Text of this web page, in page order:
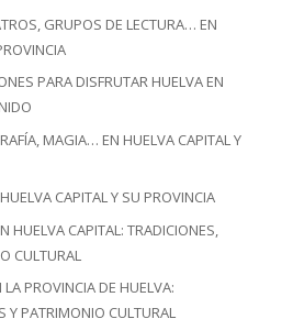
GRUPOS DE LECTURA… EN
PARA DISFRUTAR HUELVA EN
MAGIA… EN HUELVA CAPITAL Y
CAPITAL Y SU PROVINCIA
HUELVA CAPITAL: TRADICIONES,
CULTURAL
PROVINCIA DE HUELVA:
Y PATRIMONIO CULTURAL